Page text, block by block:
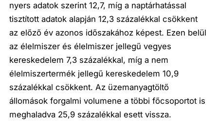
nyers adatok szerint 12,7, míg a naptárhatással
tisztított adatok alapján 12,3 százalékkal csökkent
az előző év azonos időszakához képest. Ezen belül
az élelmiszer és élelmiszer jellegű vegyes
kereskedelem 7,3 százalékkal, míg a nem
élelmiszertermék jellegű kereskedelem 10,9
százalékkal csökkent. Az üzemanyagtöltő
állomások forgalmi volumene a többi főcsoportot is
meghaladva 25,9 százalékkal esett vissza.